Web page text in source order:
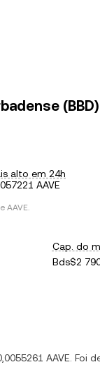
(BBD)
alto em 24h
AAVE
AAVE.
Cap. do
Bds$2
AAVE . Foi